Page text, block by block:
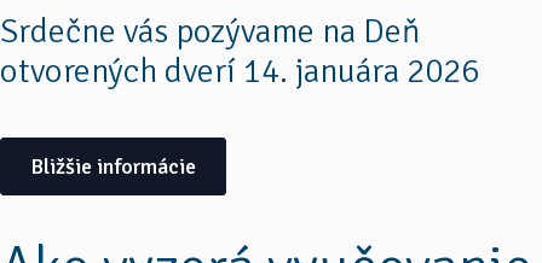
Srdečne vás pozývame na Deň
otvorených dverí 14. januára 2026
Bližšie informácie